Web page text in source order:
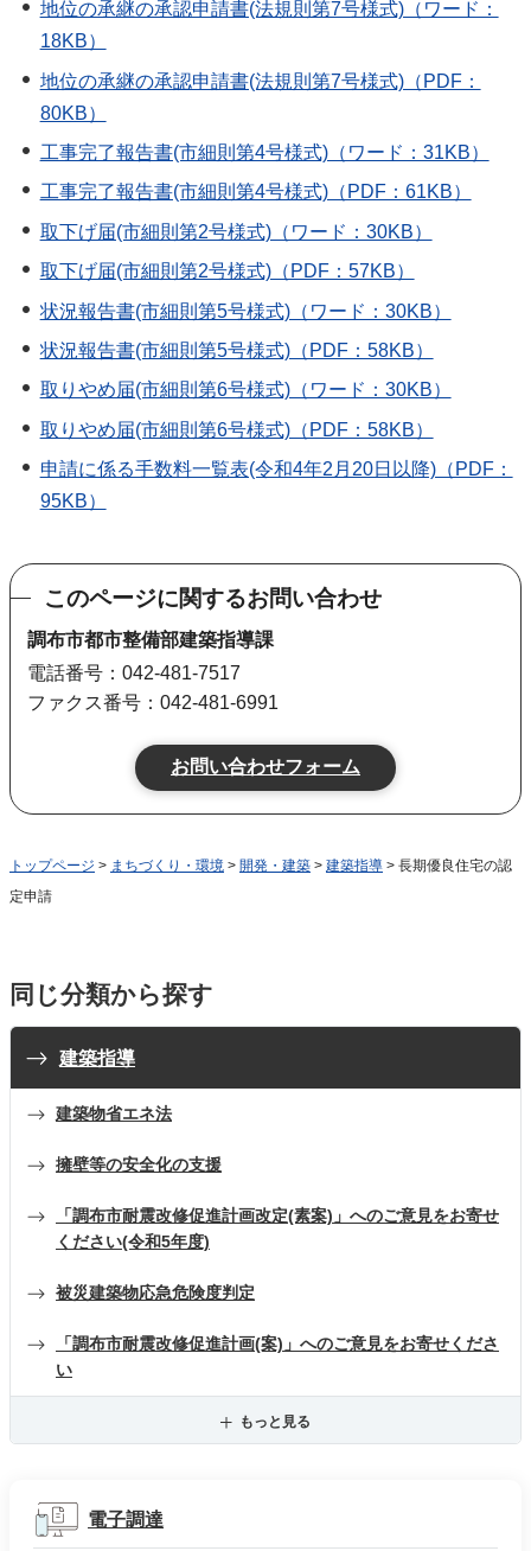
地位の承継の承認申請書(法規則第7号様式)（ワード：
18KB）
地位の承継の承認申請書(法規則第7号様式)（PDF：
80KB）
工事完了報告書(市細則第4号様式)（ワード：31KB）
工事完了報告書(市細則第4号様式)（PDF：61KB）
取下げ届(市細則第2号様式)（ワード：30KB）
取下げ届(市細則第2号様式)（PDF：57KB）
状況報告書(市細則第5号様式)（ワード：30KB）
状況報告書(市細則第5号様式)（PDF：58KB）
取りやめ届(市細則第6号様式)（ワード：30KB）
取りやめ届(市細則第6号様式)（PDF：58KB）
申請に係る手数料一覧表(令和4年2月20日以降)（PDF：
95KB）
このページに関するお問い合わせ
調布市都市整備部建築指導課
電話番号：042-481-7517
ファクス番号：042-481-6991
トップページ > まちづくり・環境 > 開発・建築 > 建築指導 > 長期優良住宅の認
定申請
同じ分類から探す
建築指導
建築物省エネ法
擁壁等の安全化の支援
「調布市耐震改修促進計画改定(素案)」へのご意見をお寄せ
ください(令和5年度)
被災建築物応急危険度判定
「調布市耐震改修促進計画(案)」へのご意見をお寄せくださ
い
もっと見る
電子調達